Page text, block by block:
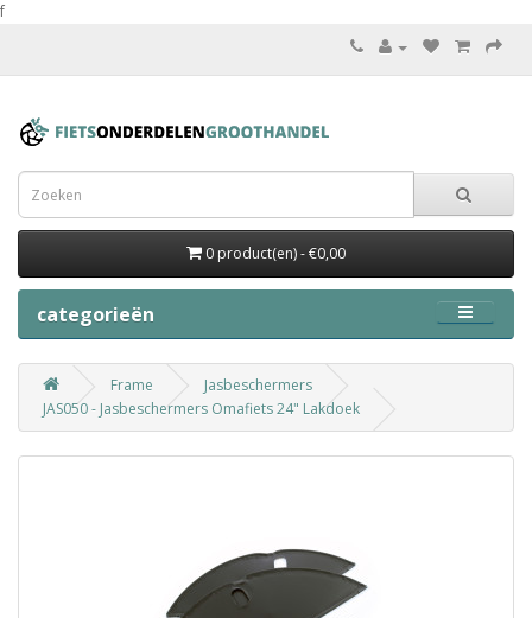
f
0 product(en) - €0,00
categorieën
Frame
Jasbeschermers
JAS050 - Jasbeschermers Omafiets 24" Lakdoek